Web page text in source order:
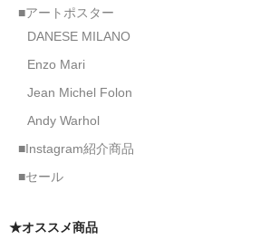
■アートポスター
DANESE MILANO
Enzo Mari
Jean Michel Folon
Andy Warhol
■Instagram紹介商品
■セール
★オススメ商品